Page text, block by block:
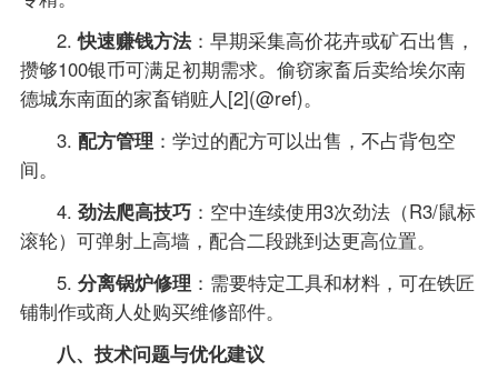
2.快速赚钱方法 ：早期采集高价花卉或矿石出售，
攒够100银币可满足初期需求。偷窃家畜后卖给埃尔南
德城东南面的家畜销赃人[2](@ref)。
3.配方管理 ：学过的配方可以出售，不占背包空
间。
4.劲法爬高技巧 ：空中连续使用3次劲法（R3/鼠标
滚轮）可弹射上高墙，配合二段跳到达更高位置。
5.分离锅炉修理 ：需要特定工具和材料，可在铁匠
铺制作或商人处购买维修部件。
八、技术问题与优化建议